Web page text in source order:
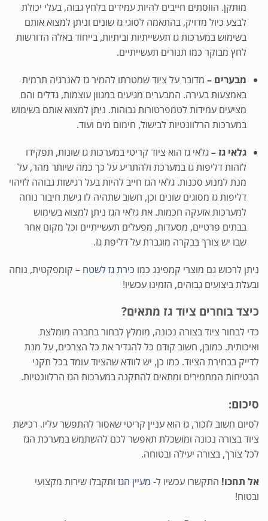
מותקן. הווסתים חייבים להיות עמידים בלחץ גבוה, בעלי יכולת
לבצע כיול מדויק, בהתאמה לסוגי גז שונים וניתן למצוא אותם
בשימוש במערכות גז תעשייתיות וביתיות, בייחוד באלה הדורשות
לחץ מבוקר כמו תנורים תעשייתיים.
מבערים – מדובר על ציוד שמטרתו להמיר גז לאנרגיה תרמית
באמצעות בעירה. המבערים מגיעים במגוון עוצמות, גדלים והם
מציעים עמידות לטמפרטורות גבוהות. ניתן למצוא אותם בשימוש
במערכות הרלוונטיות לבישול, חימום מים ועוד.
גלאי גז –גלאי גז הוא ציוד קריטי במערכות גז שונות, תפקידו
לזהות דליפות גז במערכת ולהתריע על כך כמה שיותר מהר, על
מנת למנוע סכנות. גלאי הגז חייב להיות בעל רגישות גבוהה לזיהוי
דליפות גז מסוגים שונים וכן, חשוב שתהיה לו גישת חיבור נוחה
למערכות אזעקה חכמות. את גלאי הגז ניתן למצוא בשימוש
בבתים פרטיים, מסעדות, מפעלים תעשייתיים וכל מקום אחר
שבו יש צורך בבקרה מוגברת על דליפת גז.
ניתן לרכוש גם מוצרי קמפינג כמו כירת גז לשטח – קומפקטית, נוחה
ובעלת ביצועים גבוהים, הזמינו עכשיו!
כיצד בוחרים ציוד גז מתאים?
כדי לבחור ציוד בצורה נכונה, מומלץ לבחור בחברה מומלצת
ואיכותית. כמובן, חשוב קודם כל להגדיר את כל הצרכים, על מנת
לדייק בבחירת הציוד. כמו כן, יש לוודא שהציוד עומד בכל תקני
הבטיחות המחמירים ומתאים להתקנה במערכות הגז הרלוונטיות.
סיכום:
לסיום חשוב לזכור, גז הוא עניין קריטי שאסור להתפשר עליו. רכישת
ציוד בצורה נכונה ומושכלת תאפשר לכם להשתמש במערכת הגז
לכל צורך, בצורה יעילה ובטוחה.
אל תחכו! התקשרו עכשיו ל- מעיין הגז ותקבלו שירות מקצועי
ובטוח!